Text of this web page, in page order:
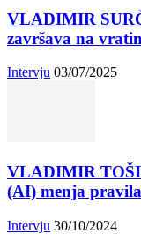
VLADIMIR
završava na
Intervju 03/07/2025
VLADIMIR
(AI) menja
Intervju 30/10/2024